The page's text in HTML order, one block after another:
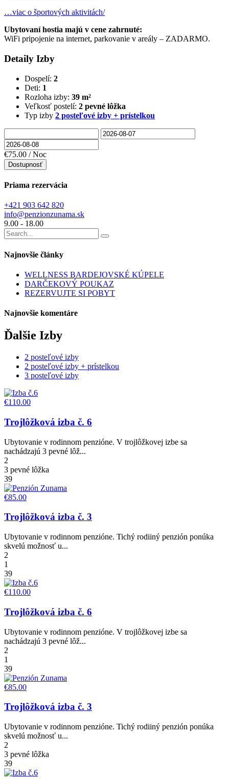
…viac o športových aktivitách/
Ubytovaní hostia majú v cene zahrnuté:
WiFi pripojenie na internet, parkovanie v areály – ZADARMO.
Detaily Izby
Dospelí: 2
Deti: 1
Rozloha izby: 39 m²
Veľkosť postelí: 2 pevné lôžka
Typ izby 2 posteľové izby + prístelkou
€75.00 / Noc
Dostupnosť
Priama rezervácia
+421 903 642 820
info@penzionzunama.sk
9.00 - 18.00
Najnovšie články
WELLNESS BARDEJOVSKÉ KÚPELE
DARČEKOVÝ POUKAZ
REZERVUJTE SI POBYT
Najnovšie komentáre
Ďalšie Izby
2 posteľové izby
2 posteľové izby + prístelkou
3 posteľové izby
€110.00
Trojlôžková izba č. 6
Ubytovanie v rodinnom penzióne. V trojlôžkovej izbe sa
nachádzajú 3 pevné lôž...
2
3 pevné lôžka
39
€85.00
Trojlôžková izba č. 3
Ubytovanie v rodinnom penzióne. Tichý rodiiný penzión ponúka
skvelú možnosť u...
2
1
39
€110.00
Trojlôžková izba č. 6
Ubytovanie v rodinnom penzióne. V trojlôžkovej izbe sa
nachádzajú 3 pevné lôž...
2
1
39
€85.00
Trojlôžková izba č. 3
Ubytovanie v rodinnom penzióne. Tichý rodiiný penzión ponúka
skvelú možnosť u...
2
3 pevné lôžka
39